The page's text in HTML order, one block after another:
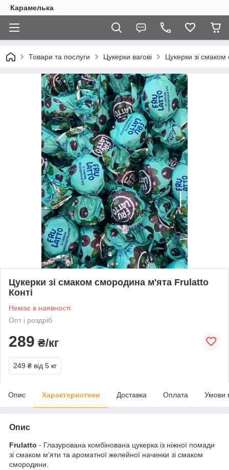
Карамелька
Товари та послуги Цукерки вагові Цукерки зі
Цукерки зі смаком смородина м'ята Frulatto
Конті
Немає в наявності
Опт і роздріб
289 ₴/кг
249 ₴ від 5 кг
Опис Характеристики Доставка Оплата Умови
Опис
Frulatto - Глазурована комбінована цукерка із ніжної помади
зі смаком м’яти та ароматної желейної начинки зі смаком
смородини.